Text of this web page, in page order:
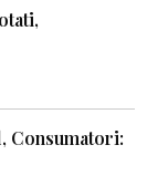
Consumatori: